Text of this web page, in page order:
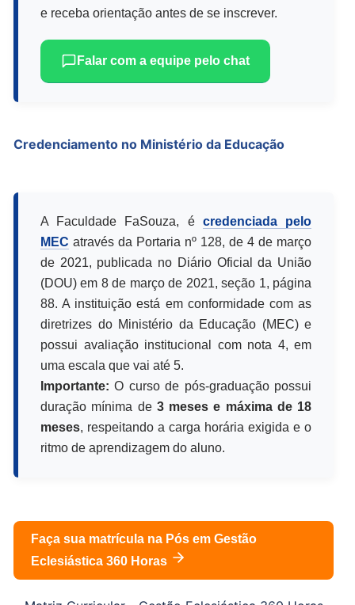
e receba orientação antes de se inscrever.
Falar com a equipe pelo chat
Credenciamento no Ministério da Educação
A Faculdade FaSouza, é credenciada pelo
MEC através da Portaria nº 128, de 4 de março
de 2021, publicada no Diário Oficial da União
(DOU) em 8 de março de 2021, seção 1, página
88. A instituição está em conformidade com as
diretrizes do Ministério da Educação (MEC) e
possui avaliação institucional com nota 4, em
uma escala que vai até 5.
Importante: O curso de pós-graduação possui
duração mínima de 3 meses e máxima de 18
meses, respeitando a carga horária exigida e o
ritmo de aprendizagem do aluno.
Faça sua matrícula na Pós em Gestão
Eclesiástica 360 Horas